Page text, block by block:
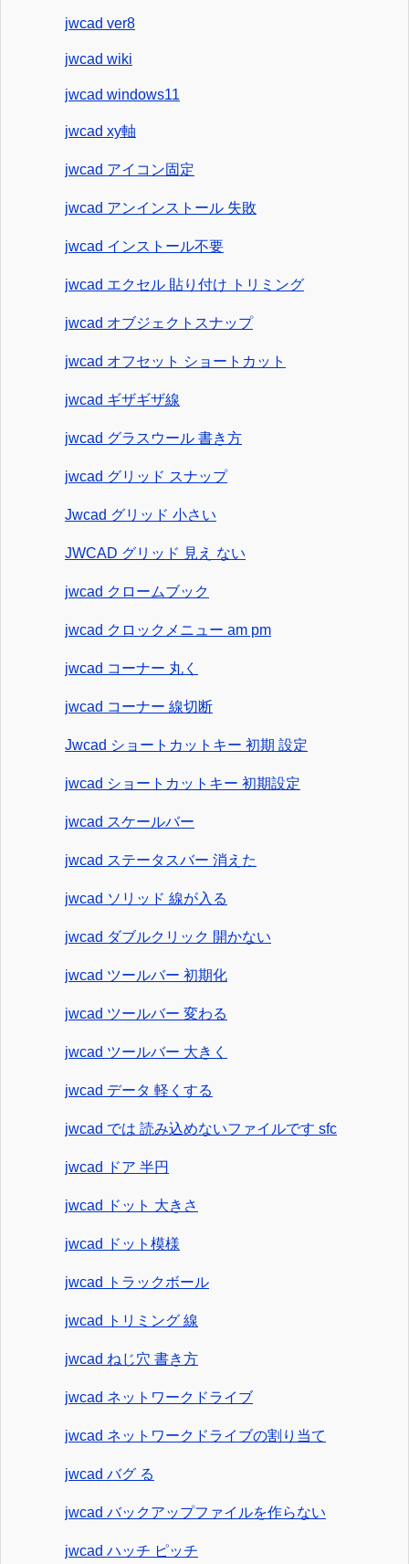
jwcad ver8
jwcad wiki
jwcad windows11
jwcad xy軸
jwcad アイコン固定
jwcad アンインストール 失敗
jwcad インストール不要
jwcad エクセル 貼り付け トリミング
jwcad オブジェクトスナップ
jwcad オフセット ショートカット
jwcad ギザギザ線
jwcad グラスウール 書き方
jwcad グリッド スナップ
Jwcad グリッド 小さい
JWCAD グリッド 見え ない
jwcad クロームブック
jwcad クロックメニュー am pm
jwcad コーナー 丸く
jwcad コーナー 線切断
Jwcad ショートカットキー 初期 設定
jwcad ショートカットキー 初期設定
jwcad スケールバー
jwcad ステータスバー 消えた
jwcad ソリッド 線が入る
jwcad ダブルクリック 開かない
jwcad ツールバー 初期化
jwcad ツールバー 変わる
jwcad ツールバー 大きく
jwcad データ 軽くする
jwcad では 読み込めないファイルです sfc
jwcad ドア 半円
jwcad ドット 大きさ
jwcad ドット模様
jwcad トラックボール
jwcad トリミング 線
jwcad ねじ穴 書き方
jwcad ネットワークドライブ
jwcad ネットワークドライブの割り当て
jwcad バグ る
jwcad バックアップファイルを作らない
jwcad ハッチ ピッチ